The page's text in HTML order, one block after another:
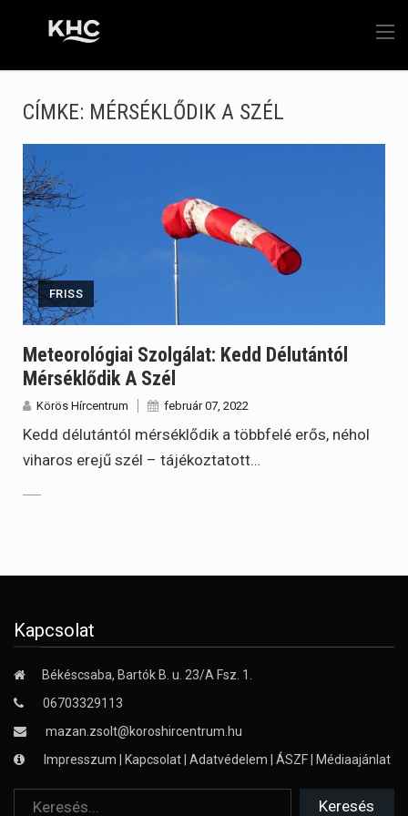
CÍMKE: MÉRSÉKLŐDIK A SZÉL
FRISS
Meteorológiai Szolgálat: Kedd Délutántól
Mérséklődik A Szél
Körös Hírcentrum február 07, 2022
Kedd délutántól mérséklődik a többfelé erős, néhol
viharos erejű szél – tájékoztatott…
Kapcsolat
Békéscsaba, Bartók B. u. 23/A Fsz. 1.
06703329113
mazan.zsolt@koroshircentrum.hu
Impresszum
Kapcsolat Adatvédelem ÁSZF Médiaajánlat